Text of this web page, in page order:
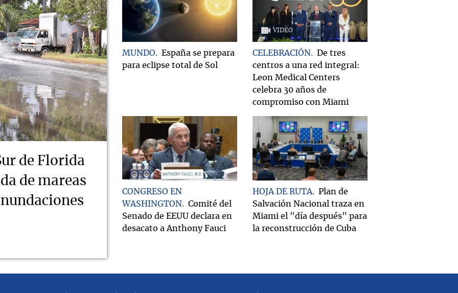
de Florida
de mareas
MUNDO
España se prepara
para eclipse total de Sol
VIDEO
CELEBRACIÓN
De tres
centros a una red integral:
Leon Medical Centers
celebra 30 años de
compromiso con Miami
CONGRESO EN
WASHINGTON
Comité del
Senado de EEUU declara en
desacato a Anthony Fauci
HOJA DE RUTA
Plan de
Salvación Nacional traza en
Miami el "día después" para
la reconstrucción de Cuba